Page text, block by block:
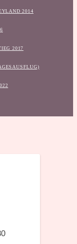
2014
2017